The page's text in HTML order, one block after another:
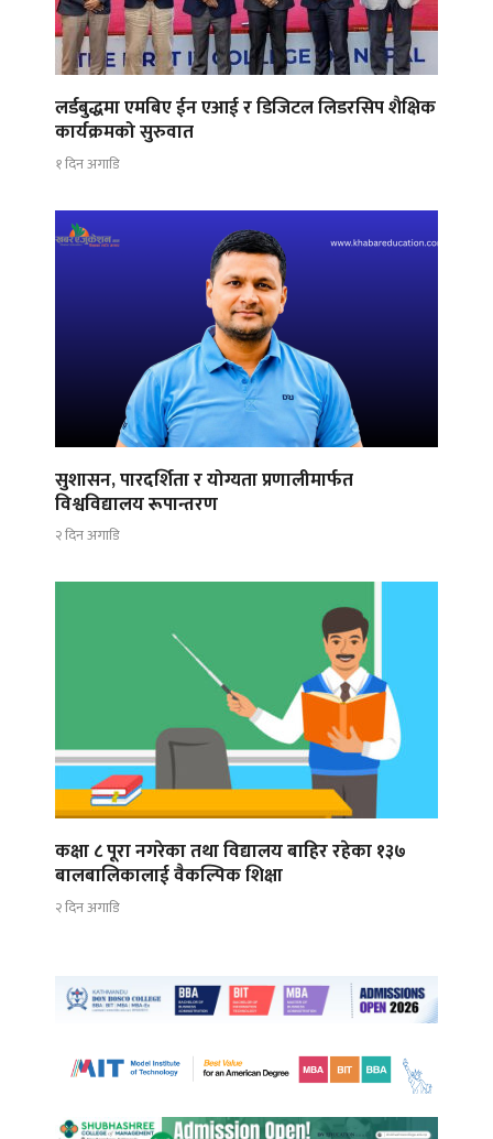
लर्डबुद्धमा एमबिए ईन एआई र डिजिटल लिडरसिप शैक्षिक
कार्यक्रमको सुरुवात
१ दिन अगाडि
सुशासन, पारदर्शिता र योग्यता प्रणालीमार्फत
विश्वविद्यालय रूपान्तरण
२ दिन अगाडि
कक्षा ८ पूरा नगरेका तथा विद्यालय बाहिर रहेका १३७
बालबालिकालाई वैकल्पिक शिक्षा
२ दिन अगाडि